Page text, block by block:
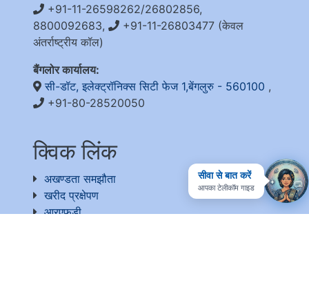
सीवा से बात करें
आपका टेलीकॉम गाइड
+91-11-26598262/26802856,
8800092683,
+91-11-26803477 (केवल
अंतर्राष्ट्रीय कॉल)
बैंगलोर कार्यालय:
सी-डॉट, इलेक्ट्रॉनिक्स सिटी फेज 1,बेंगलुरु - 560100 ,
+91-80-28520050
क्विक लिंक
अखण्डता समझौता
खरीद प्रक्षेपण
आरएफडी